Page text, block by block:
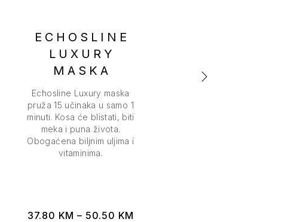
ECHOSLINE
LUXURY
MASKA
Echosline Luxury maska
pruža 15 učinaka u samo 1
minuti. Kosa će blistati, biti
meka i puna života.
Obogaćena biljnim uljima i
vitaminima.
37.80 KM – 50.50 KM
Echosline Luxury ulje